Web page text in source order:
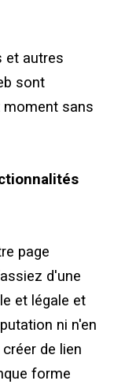
et autres
sont
sans
page
d'une
et légale et
ni n'en
de lien
forme